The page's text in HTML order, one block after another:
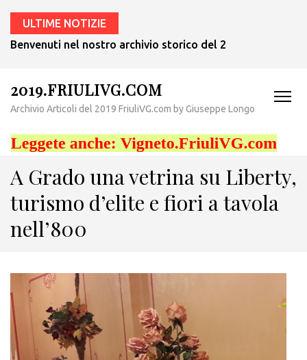
ULTIME NOTIZIE
Benvenuti nel nostro archivio storico del 2019! –
2019.FRIULIVG.COM
Archivio Articoli del 2019 FriuliVG.com by Giuseppe Longo
A Grado una vetrina su Liberty,
turismo d’elite e fiori a tavola
nell’800